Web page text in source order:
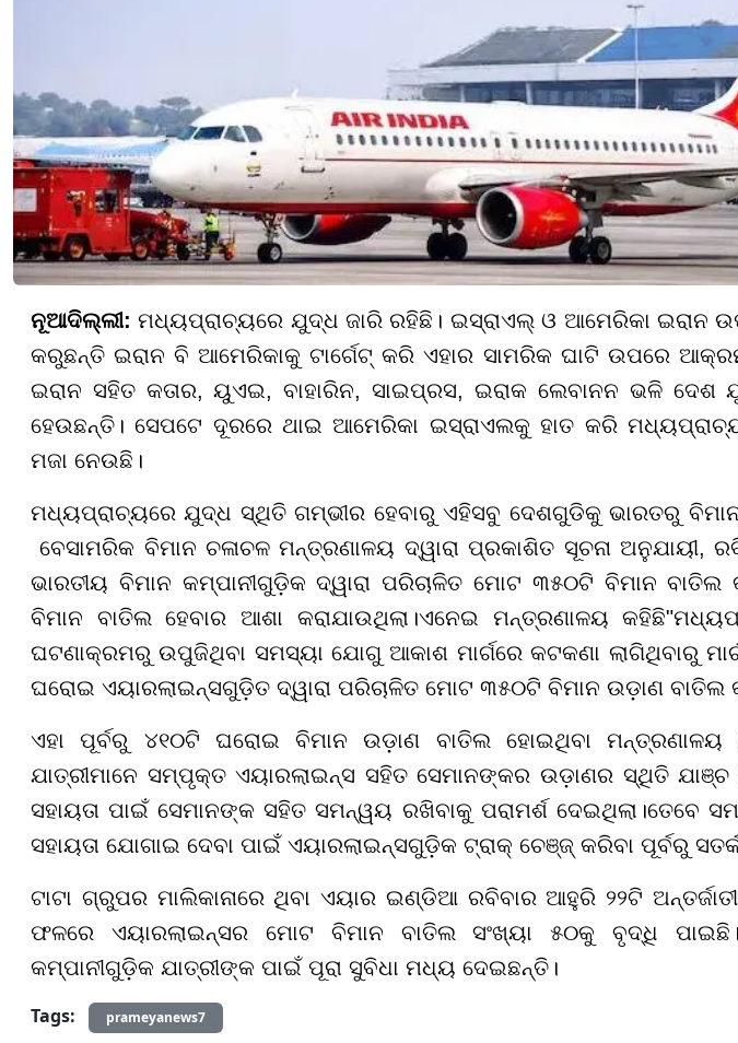
ନୂଆଦିଲ୍ଲୀ:ମଧ୍ୟପ୍ରାଚ୍ୟରେ ଯୁଦ୍ଧ ଜାରି ରହିଛି। ଇସ୍ରାଏଲ୍ ଓ ଆମେରିକା ଇରାନ
କରୁଛନ୍ତି ଇରାନ ବି ଆମେରିକାକୁ ଟାର୍ଗେଟ୍ କରି ଏହାର ସାମରିକ ଘାଟି ଉପରେ
ଇରାନ ସହିତ କତାର, ୟୁଏଇ, ବାହାରିନ, ସାଇପ୍ରସ, ଇରାକ ଲେବାନନ ଭଳି ଦେଶ
ହେଉଛନ୍ତି। ସେପଟେ ଦୂରରେ ଥାଇ ଆମେରିକା ଇସ୍ରାଏଲକୁ ହାତ କରି
ମଜା ନେଉଛି।
ମଧ୍ୟପ୍ରାଚ୍ୟରେ ଯୁଦ୍ଧ ସ୍ଥିତି ଗମ୍ଭୀର ହେବାରୁ ଏହିସବୁ ଦେଶଗୁଡିକୁ ଭାରତରୁ
ବେସାମରିକ ବିମାନ ଚଳାଚଳ ମନ୍ତ୍ରଣାଳୟ ଦ୍ୱାରା ପ୍ରକାଶିତ ସୂଚନା ଅନୁଯାୟୀ,
ଭାରତୀୟ ବିମାନ କମ୍ପାନୀଗୁଡ଼ିକ ଦ୍ୱାରା ପରିଚାଳିତ ମୋଟ ୩୫୦ଟି ବିମାନ ବାତିଲ
ବିମାନ ବାତିଲ ହେବାର ଆଶା କରାଯାଉଥିଲା।ଏନେଇ ମନ୍ତ୍ରଣାଳୟ କହିଛି
ଘଟଣାକ୍ରମରୁ ଉପୁଜିଥିବା ସମସ୍ୟା ଯୋଗୁ ଆକାଶ ମାର୍ଗରେ କଟକଣା ଲାଗିଥିବାରୁ
ଘରୋଇ ଏୟାରଲାଇନ୍ସଗୁଡ଼ିତ ଦ୍ୱାରା ପରିଚାଳିତ ମୋଟ ୩୫୦ଟି ବିମାନ ଉଡ଼ାଣ ବାତିଲ
ଏହା ପୂର୍ବରୁ ୪୧୦ଟି ଘରୋଇ ବିମାନ ଉଡ଼ାଣ ବାତିଲ ହୋଇଥିବା ମନ୍ତ୍ରଣାଳୟ
ଯାତ୍ରୀମାନେ ସମ୍ପୃକ୍ତ ଏୟାରଲାଇନ୍ସ ସହିତ ସେମାନଙ୍କର ଉଡ଼ାଣର ସ୍ଥିତି
ସହାୟତା ପାଇଁ ସେମାନଙ୍କ ସହିତ ସମନ୍ୱୟ ରଖିବାକୁ ପରାମର୍ଶ ଦେଇଥିଲା।ତେବେ
ସହାୟତା ଯୋଗାଇ ଦେବା ପାଇଁ ଏୟାରଲାଇନ୍ସଗୁଡ଼ିକ ଟ୍ରାକ୍ ଚେଞ୍ଜ୍ କରିବା ପୂର୍ବରୁ
ଟାଟା ଗ୍ରୁପର ମାଲିକାନାରେ ଥିବା ଏୟାର ଇଣ୍ଡିଆ ରବିବାର ଆହୁରି ୨୨ଟି
ଫଳରେ ଏୟାରଲାଇନ୍ସର ମୋଟ ବିମାନ ବାତିଲ ସଂଖ୍ୟା ୫୦କୁ ବୃଦ୍ଧି
କମ୍ପାନୀଗୁଡ଼ିକ ଯାତ୍ରୀଙ୍କ ପାଇଁ ପୂରା ସୁବିଧା ମଧ୍ୟ ଦେଇଛନ୍ତି।
Tags:
prameyanews7